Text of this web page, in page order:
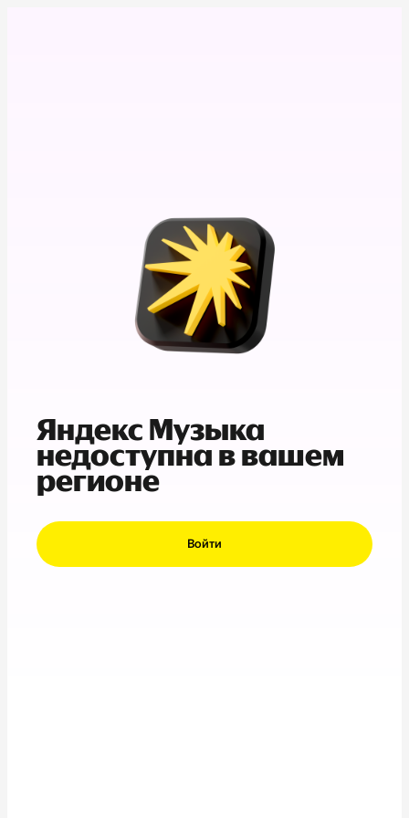
Яндекс Музыка
недоступна в вашем
регионе
Войти